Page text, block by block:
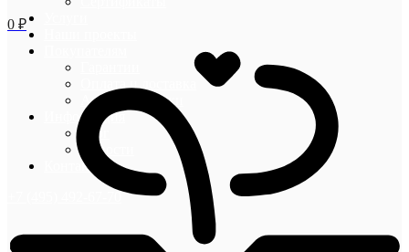
Акции и скидки
Информация
Блог
Новости
Контакты
0 ₽